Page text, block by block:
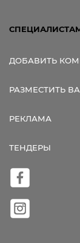
ДОБАВИТЬ
РАЗМЕСТИТЬ
РЕКЛАМА
ТЕНДЕРЫ